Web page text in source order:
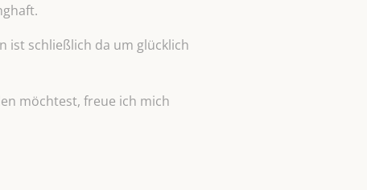
ist schließlich da um glücklich
möchtest, freue ich mich